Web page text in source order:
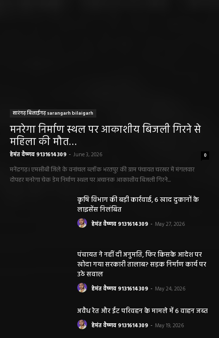
सारंगढ़ बिलाईगढ़ sarangarh bilaigarh
मनरेगा निर्माण स्थल पर आकाशीय बिजली गिरने से
महिला की मौत…
हेमंत वैष्णव 9131614309 - June 3, 2026 0
मनेंद्रगढ़। एमसीबी जिले के वनांचल ब्लॉक भरतपुर की ग्राम पंचायत चरखर में मंगलवार
दोपहर मनरेगा चेक डेम निर्माण स्थल पर अचानक आकाशीय बिजली गिरने...
कृषि विभाग की बड़ी कार्रवाई, 6 खाद दुकानों के
लाइसेंस निलंबित
हेमंत वैष्णव 9131614309 - May 27, 2026
पंचायत ने नहीं दी अनुमति, फिर किसके आदेश पर
खोदा गया सरकारी तालाब? सड़क निर्माण कार्य पर
उठे सवाल
हेमंत वैष्णव 9131614309 - May 24, 2026
अवैध रेत और ईंट परिवहन के मामले में 6 वाहन जब्त
हेमंत वैष्णव 9131614309 - May 19, 2026